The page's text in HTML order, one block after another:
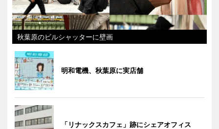
秋葉原のビルシャッターに壁画
明和電機、秋葉原に実店舗
「リナックスカフェ」跡にシェアオフィス